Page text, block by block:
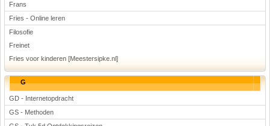
Frans
Fries - Online leren
Filosofie
Freinet
Fries voor kinderen [Meestersipke.nl]
G
GD - Internetopdracht
GS - Methoden